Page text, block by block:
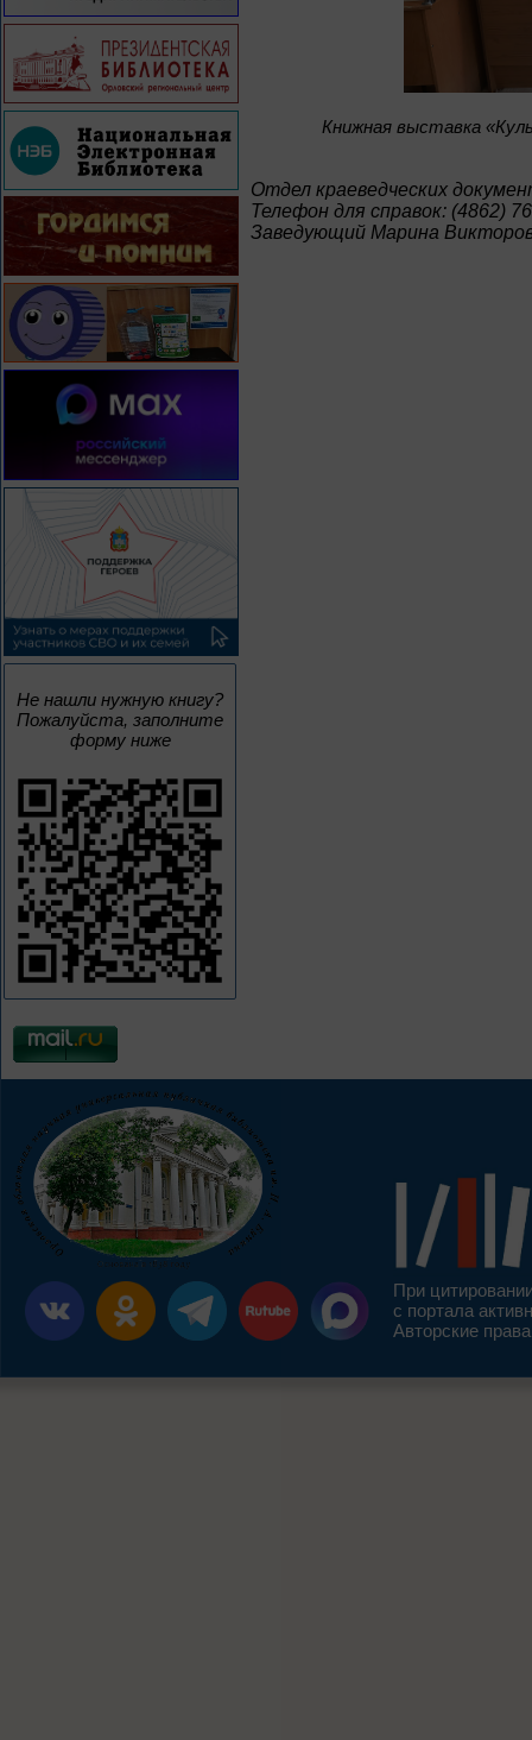
Не нашли нужную книгу?
Пожалуйста, заполните
форму ниже
Книжная выставка
Отдел краеведческих
Телефон для справок: (4862)
Заведующий Марина
При
с портала
Авторские